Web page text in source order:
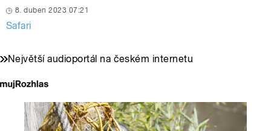
8. duben 2023 07:21
Safari
Největší audioportál na českém internetu